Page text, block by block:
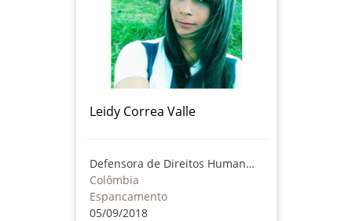
Leidy Correa Valle
Defensora de Direitos Humanos
Colômbia
Espancamento
05/09/2018